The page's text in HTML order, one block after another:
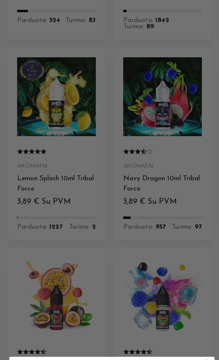
Parduota: 524 Turime: 83 Parduota: 1842
Turime: 89
AROMATAI
Lemon Splash 10ml Tribal
Force
3,89 € Su PVM
Parduota: 1227 Turime: 2
AROMATAI
Navy Dragon 10ml Tribal
Force
3,89 € Su PVM
Parduota: 957 Turime: 97